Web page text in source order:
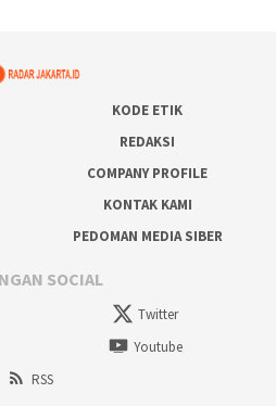
KODE ETIK
REDAKSI
COMPANY PROFILE
KONTAK KAMI
PEDOMAN MEDIA SIBER
SOCIAL
Twitter
Youtube
RSS